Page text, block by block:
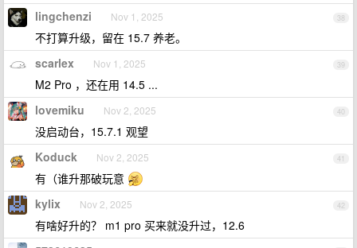
38
lingchenzi Nov 1, 2025
不打算升级，留在 15.7 养老。
39
scarlex Nov 1, 2025
M2 Pro ，还在用 14.5 ...
40
lovemiku Nov 2, 2025
没启动台，15.7.1 观望
41
Koduck Nov 2, 2025
有（谁升那破玩意
42
kylix Nov 2, 2025
有啥好升的？ m1 pro 买来就没升过，12.6